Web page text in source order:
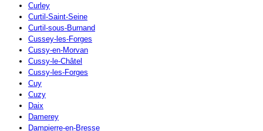
Curley
Curtil-Saint-Seine
Curtil-sous-Burnand
Cussey-les-Forges
Cussy-en-Morvan
Cussy-le-Châtel
Cussy-les-Forges
Cuy
Cuzy
Daix
Damerey
Dampierre-en-Bresse